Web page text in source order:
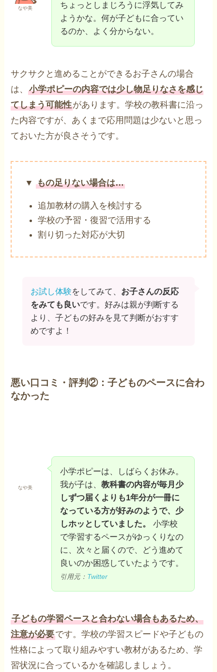
なや美
ちょっとしまじろうに浮気してみ
ようかな。何が子どもに合ってい
るのか、よく分からない。
サクサクと進めることができるお子さんの場合
は、小学ポピーの内容では少し物足りなさを感じ
てしまう可能性があります。学校の教科書に沿っ
た内容ですが、あくまで応用問題は少ないと思っ
ておいた方が良さそうです。
▼もの足りない場合は…
追加教材の購入を検討する
学校の予習・復習で活用する
割り切った対応が大切
お試し体験をしてみて、 お子さんの反応
をみても良いです。好みは親が判断する
より、子どもの好みを見て判断がおすす
めですよ！
悪い口コミ・評判②：子どものペースに合わ
なかった
なや美
小学ポピーは、しばらくお休み。
我が子は、教科書の内容が毎月少
しずつ届くよりも1年分が一冊に
なっている方が好みのようで、少
しホッとしていました。
小学校
で学習するペースがゆっくりなの
に、次々と届くので、どう進めて
良いのか困惑していたようです。
引用元： Twitter
子どもの学習ペースと合わない場合もあるため、
注意が必要です。学校の学習スピードや子どもの
性格によって取り組みやすい教材があるため、学
習状況に合っているかを確認しましょう。